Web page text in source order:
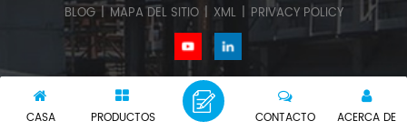
BLOG | MAPA DEL SITIO | XML | PRIVACY POLICY
CASA PRODUCTOS ACERCA DE
CONTACTO